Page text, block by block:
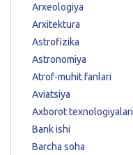
Arxeologiya
Arxitektura
Astrofizika
Astronomiya
Atrof-muhit fanlari
Aviatsiya
Axborot texnologiyalari
Bank ishi
Barcha soha